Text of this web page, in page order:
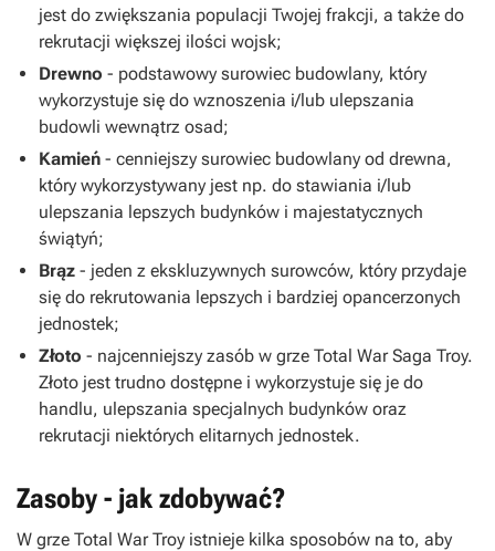
jest do zwiększania populacji Twojej frakcji, a także do
rekrutacji większej ilości wojsk;
Drewno - podstawowy surowiec budowlany, który
wykorzystuje się do wznoszenia i/lub ulepszania
budowli wewnątrz osad;
Kamień - cenniejszy surowiec budowlany od drewna,
który wykorzystywany jest np. do stawiania i/lub
ulepszania lepszych budynków i majestatycznych
świątyń;
Brąz - jeden z ekskluzywnych surowców, który przydaje
się do rekrutowania lepszych i bardziej opancerzonych
jednostek;
Złoto - najcenniejszy zasób w grze Total War Saga Troy.
Złoto jest trudno dostępne i wykorzystuje się je do
handlu, ulepszania specjalnych budynków oraz
rekrutacji niektórych elitarnych jednostek.
Zasoby - jak zdobywać?
W grze Total War Troy istnieje kilka sposobów na to, aby